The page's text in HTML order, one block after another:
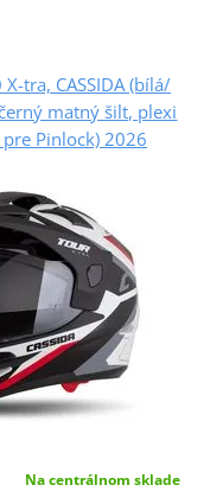
tra, CASSIDA (bílá/
matný šilt, plexi
Pinlock) 2026
Na centrálnom sklade